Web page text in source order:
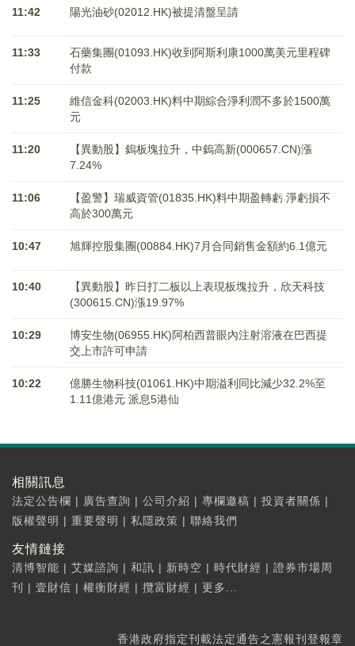
11:42 陽光油砂(02012.HK)被提清盤呈請
11:33
石藥集團(01093.HK)收到阿斯利康1000萬美元里程碑
付款
11:25
維信金科(02003.HK)料中期綜合淨利潤不多於1500萬
元
11:20
【異動股】鎢板塊拉升，中鎢高新(000657.CN)漲
7.24%
11:06
【盈警】瑞威資管(01835.HK)料中期盈轉虧 淨虧損不
高於300萬元
10:47 旭輝控股集團(00884.HK)7月合同銷售金額約6.1億元
10:40
【異動股】昨日打二板以上表現板塊拉升，欣天科技
(300615.CN)漲19.97%
10:29
博安生物(06955.HK)阿柏西普眼內注射溶液在巴西提
交上市許可申請
10:22
億勝生物科技(01061.HK)中期溢利同比減少32.2%至
1.11億港元 派息5港仙
相關訊息
法定公告欄 | 廣告查詢 | 公司介紹 | 專欄邀稿 | 投資者關係 |
版權聲明 | 重要聲明 | 私隱政策 | 聯絡我們
友情鏈接
清博智能 | 艾媒諮詢 | 和訊 | 新時空 | 時代財經 | 證券市場周
刊
| 壹財信 | 權衡財經 | 攬富財經 | 更多...
香港政府指定刊載法定通告之憲報刊登報章